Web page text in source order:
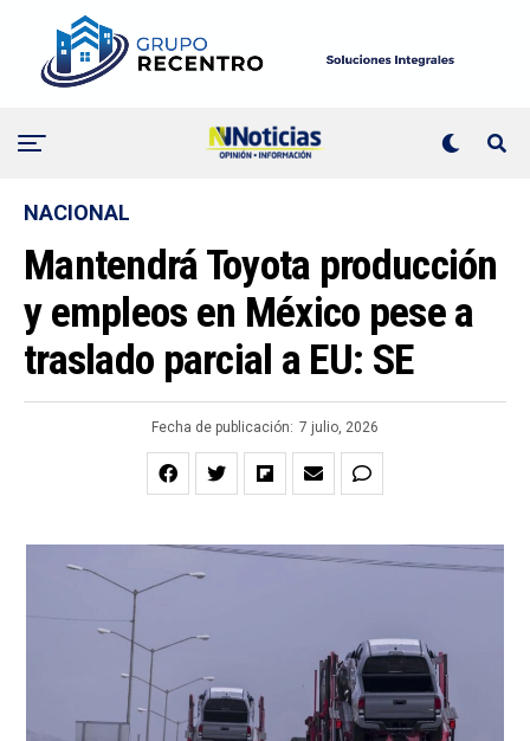
NACIONAL
Mantendrá Toyota producción
y empleos en México pese a
traslado parcial a EU: SE
Fecha de publicación: 7 julio, 2026